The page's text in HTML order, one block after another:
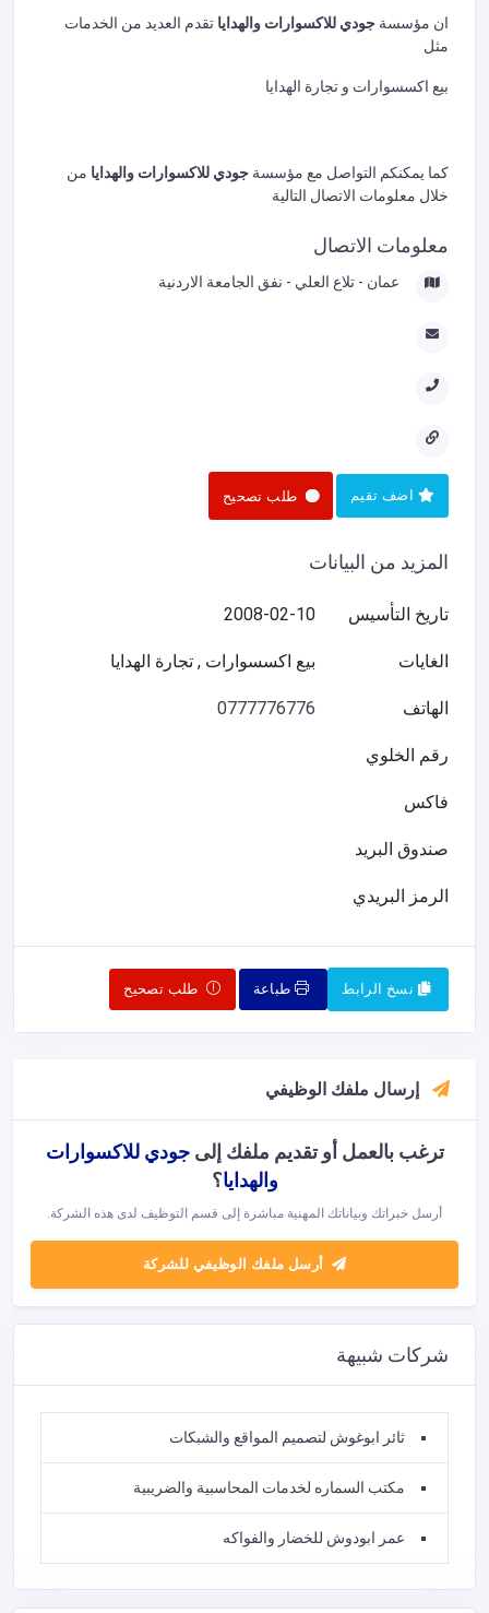
ان مؤسسة جودي للاكسوارات والهدايا تقدم العديد من الخدمات
مثل
بيع اكسسوارات و تجارة الهدايا
كما يمكنكم التواصل مع مؤسسة جودي للاكسوارات والهدايا من
خلال معلومات الاتصال التالية
معلومات الاتصال
عمان - تلاع العلي - نفق الجامعة الاردنية
اضف تقيم طلب تصحيح
المزيد من البيانات
تاريخ التأسيس 2008-02-10
الغايات بيع اكسسوارات , تجارة الهدايا
الهاتف 0777776776
رقم الخلوي
فاكس
صندوق البريد
الرمز البريدي
نسخ الرابط طباعة طلب تصحيح
إرسال ملفك الوظيفي
ترغب بالعمل أو تقديم ملفك إلىجودي للاكسوارات
والهدايا؟
أرسل خبراتك وبياناتك المهنية مباشرة إلى قسم التوظيف لدى هذه الشركة.
أرسل ملفك الوظيفي للشركة
شركات شبيهة
ثائر ابوغوش لتصميم المواقع والشبكات
مكتب السماره لخدمات المحاسبية والضريبية
عمر ابودوش للخضار والفواكه